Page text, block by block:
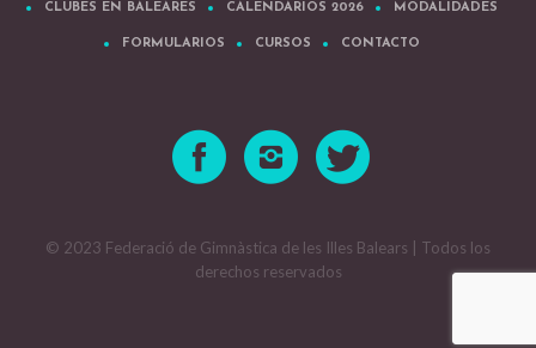
CLUBES EN BALEARES CALENDARIOS 2026 MODALIDADES
FORMULARIOS CURSOS CONTACTO
© 2023 Federació de Gimnàstica de les Illes Balears | Todos los
derechos reservados